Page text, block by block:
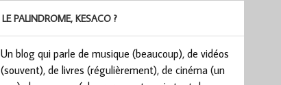
LE PALINDROME, KESACO ?
Un blog qui parle de musique (beaucoup), de vidéos
(souvent), de livres (régulièrement), de cinéma (un